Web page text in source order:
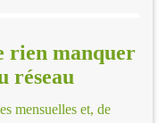
rien manquer
réseau
mensuelles et, de